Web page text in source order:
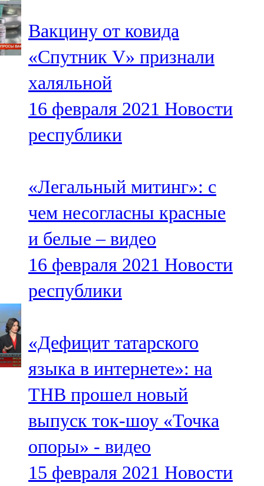
Вакцину от ковида
«Спутник V» признали
халяльной
16 февраля 2021 Новости
республики
«Легальный митинг»: с
чем несогласны красные
и белые – видео
16 февраля 2021 Новости
республики
«Дефицит татарского
языка в интернете»: на
ТНВ прошел новый
выпуск ток-шоу «Точка
опоры» - видео
15 февраля 2021 Новости